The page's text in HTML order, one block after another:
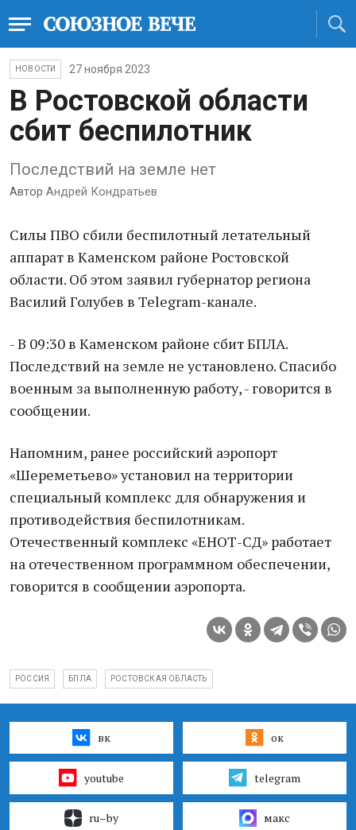
НОВОСТИ 27 ноября 2023
В Ростовской области
сбит беспилотник
Последствий на земле нет
Автор Андрей Кондратьев
Силы ПВО сбили беспилотный летательный
аппарат в Каменском районе Ростовской
области. Об этом заявил губернатор региона
Василий Голубев в Telegram-канале.
- В 09:30 в Каменском районе сбит БПЛА.
Последствий на земле не установлено. Спасибо
военным за выполненную работу, - говорится в
сообщении.
Напомним, ранее российский аэропорт
«Шереметьево» установил на территории
специальный комплекс для обнаружения и
противодействия беспилотникам.
Отечественный комплекс «ЕНОТ-СД» работает
на отечественном программном обеспечении,
говорится в сообщении аэропорта.
РОССИЯ БПЛА РОСТОВСКАЯ ОБЛАСТЬ
вк ок
youtube telegram
ru–by макс